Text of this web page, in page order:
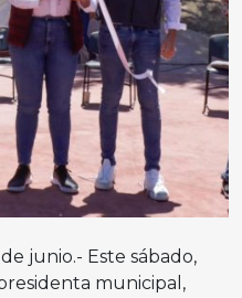
junio.- Este sábado,
municipal,